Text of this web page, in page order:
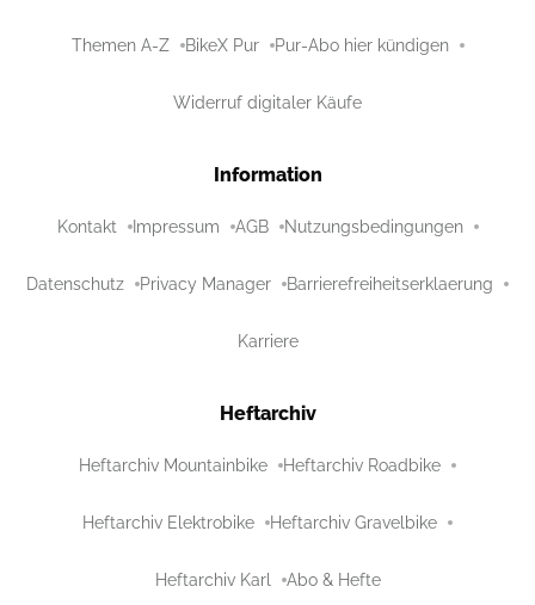
Themen A-Z BikeX Pur Pur-Abo hier kündigen
Widerruf digitaler Käufe
Information
Kontakt Impressum AGB Nutzungsbedingungen
Datenschutz Privacy Manager Barrierefreiheitserklaerung
Karriere
Heftarchiv
Heftarchiv Mountainbike Heftarchiv Roadbike
Heftarchiv Elektrobike Heftarchiv Gravelbike
Heftarchiv Karl Abo & Hefte